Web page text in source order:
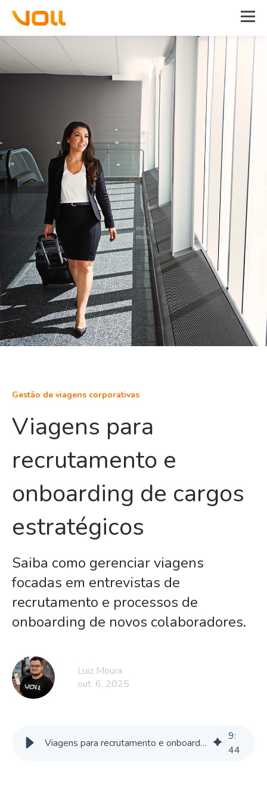
Gestão de viagens corporativas
Viagens para
recrutamento e
onboarding de cargos
estratégicos
Saiba como gerenciar viagens
focadas em entrevistas de
recrutamento e processos de
onboarding de novos colaboradores.
Luiz Moura
out. 6, 2025
Viagens para recrutamento e onboarding de cargos estratégicos
9:
44